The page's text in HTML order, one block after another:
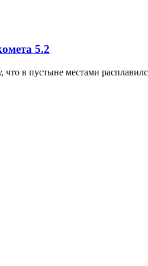
5.2
в пустыне местами